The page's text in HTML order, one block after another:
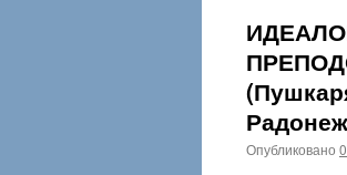
Опубликовано